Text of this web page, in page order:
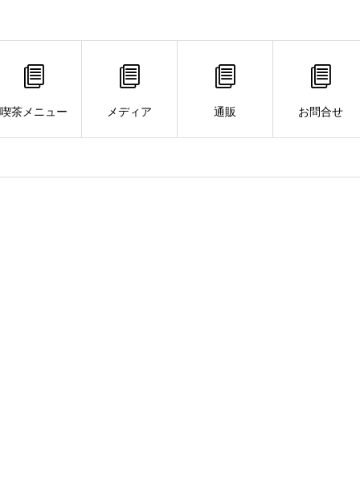
喫茶メニュー メディア 通販 お問合せ